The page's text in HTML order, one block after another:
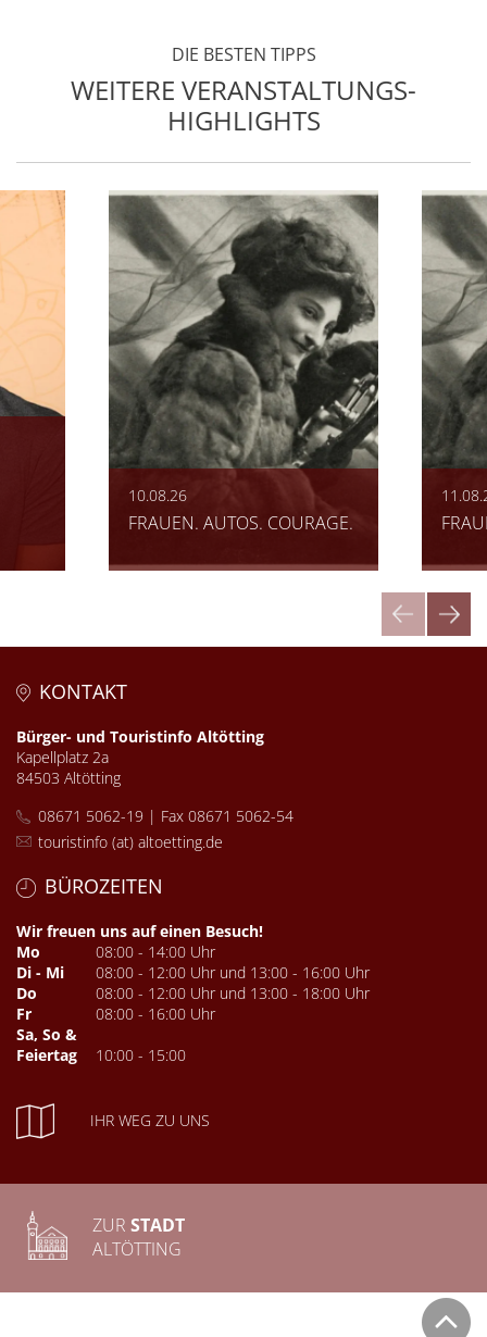
DIE BESTEN TIPPS
WEITERE VERANSTALTUNGS-
HIGHLIGHTS
10.08.26
FRAUEN. AUTOS. COURAGE.
KONTAKT
Bürger- und Touristinfo Altötting
Kapellplatz 2a
84503 Altötting
08671 5062-19 | Fax 08671 5062-54
touristinfo (at) altoetting.de
BÜROZEITEN
Wir freuen uns auf einen Besuch!
Mo
08:00 - 14:00 Uhr
Di - Mi
08:00 - 12:00 Uhr und 13:00 - 16:00 Uhr
Do
08:00 - 12:00 Uhr und 13:00 - 18:00 Uhr
Fr
08:00 - 16:00 Uhr
Sa, So &
Feiertag
10:00 - 15:00
IHR WEG ZU UNS
ZUR STADT
ALTÖTTING